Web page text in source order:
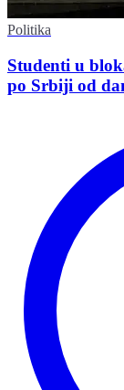
Politika
Studenti u
po Srbiji od